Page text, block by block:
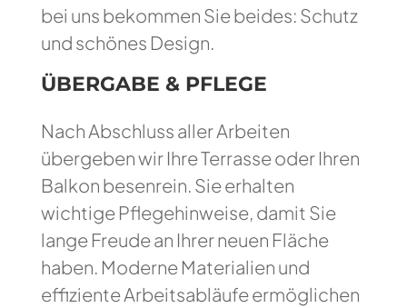
bei uns bekommen Sie beides: Schutz
und schönes Design.
ÜBERGABE & PFLEGE
Nach Abschluss aller Arbeiten
übergeben wir Ihre Terrasse oder Ihren
Balkon besenrein. Sie erhalten
wichtige Pflegehinweise, damit Sie
lange Freude an Ihrer neuen Fläche
haben. Moderne Materialien und
effiziente Arbeitsabläufe ermöglichen